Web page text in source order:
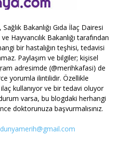
Bakanlığı Gıda İlaç Dairesi
Hayvancılık Bakanlığı tarafından
bir hastalığın teşhisi, tedavisi
Paylaşım ve bilgiler; kişisel
adresimde (@merihkafasi) de
yorumla ilintilidir. Özellikle
kullanıyor ve bir tedavi oluyor
varsa, bu blogdaki herhangi
doktorunuza başvurmalısınız.